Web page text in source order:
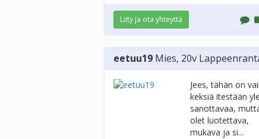
Liity ja ota yhteyttä
eetuu19 Mies, 20v
Jees, tähän on
keksiä itestään
sanottavaa,
olet luotettava,
mukava ja si...